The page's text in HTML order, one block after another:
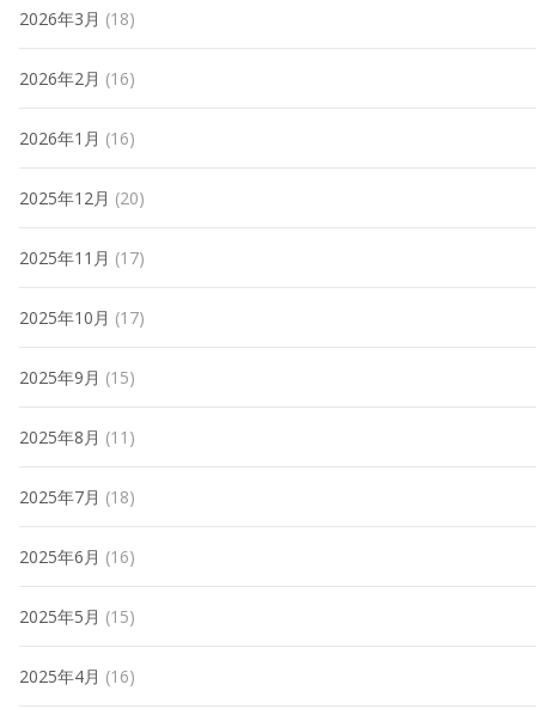
2026年3月 (18)
2026年2月 (16)
2026年1月 (16)
2025年12月 (20)
2025年11月 (17)
2025年10月 (17)
2025年9月 (15)
2025年8月 (11)
2025年7月 (18)
2025年6月 (16)
2025年5月 (15)
2025年4月 (16)